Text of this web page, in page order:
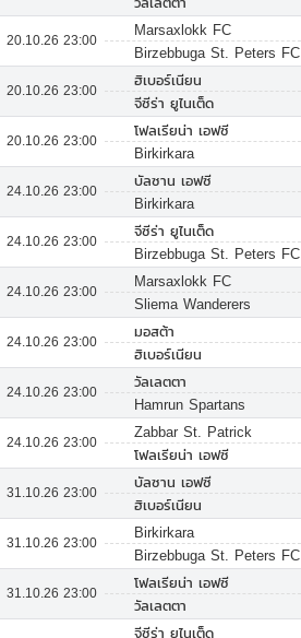
20.10.26 23:00
Marsaxlokk FC
Birzebbuga St. Peters FC
20.10.26 23:00
ฮิเบอร์เนียน
จีซีร่า ยูไนเต็ด
20.10.26 23:00
โฟลเรียน่า เอฟซี
Birkirkara
24.10.26 23:00
บัลซาน เอฟซี
Birkirkara
24.10.26 23:00
จีซีร่า ยูไนเต็ด
Birzebbuga St. Peters FC
24.10.26 23:00
Marsaxlokk FC
Sliema Wanderers
24.10.26 23:00
มอสต้า
ฮิเบอร์เนียน
24.10.26 23:00
วัลเลตตา
Hamrun Spartans
24.10.26 23:00
Zabbar St. Patrick
โฟลเรียน่า เอฟซี
31.10.26 23:00
บัลซาน เอฟซี
ฮิเบอร์เนียน
31.10.26 23:00
Birkirkara
Birzebbuga St. Peters FC
31.10.26 23:00
โฟลเรียน่า เอฟซี
วัลเลตตา
จีซีร่า ยูไนเต็ด